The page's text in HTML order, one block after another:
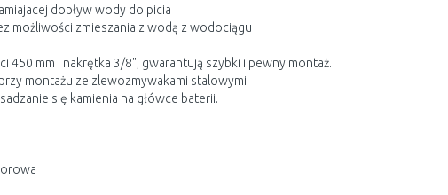
dopływ wody do picia
możliwości zmieszania z wodą z wodociągu
450 mm i nakrętka 3/8"; gwarantują szybki i pewny montaż.
montażu ze zlewozmywakami stalowymi.
się kamienia na główce baterii.